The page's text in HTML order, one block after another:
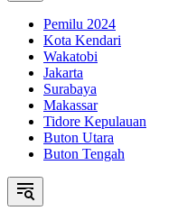
Pemilu 2024
Kota Kendari
Wakatobi
Jakarta
Surabaya
Makassar
Tidore Kepulauan
Buton Utara
Buton Tengah